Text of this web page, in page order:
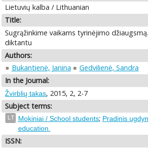
Lietuvių kalba / Lithuanian
Title:
Sugrąžinkime vaikams tyrinėjimo
diktantu
Authors:
Bukantienė, Janina
Gedvilienė, Sandra
In the Journal:
Žvirblių takas, 2015, 2, 2-7
Subject terms:
LT Mokiniai / School students; Pradinis
education.
ISSN: